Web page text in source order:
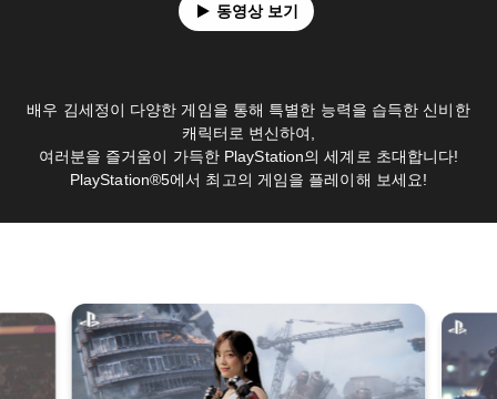
동영상 보기
배우 김세정이 다양한 게임을 통해 특별한 능력을 습득한 신비한
캐릭터로 변신하여,
여러분을 즐거움이 가득한 PlayStation의 세계로 초대합니다!
PlayStation®5에서 최고의 게임을 플레이해 보세요!